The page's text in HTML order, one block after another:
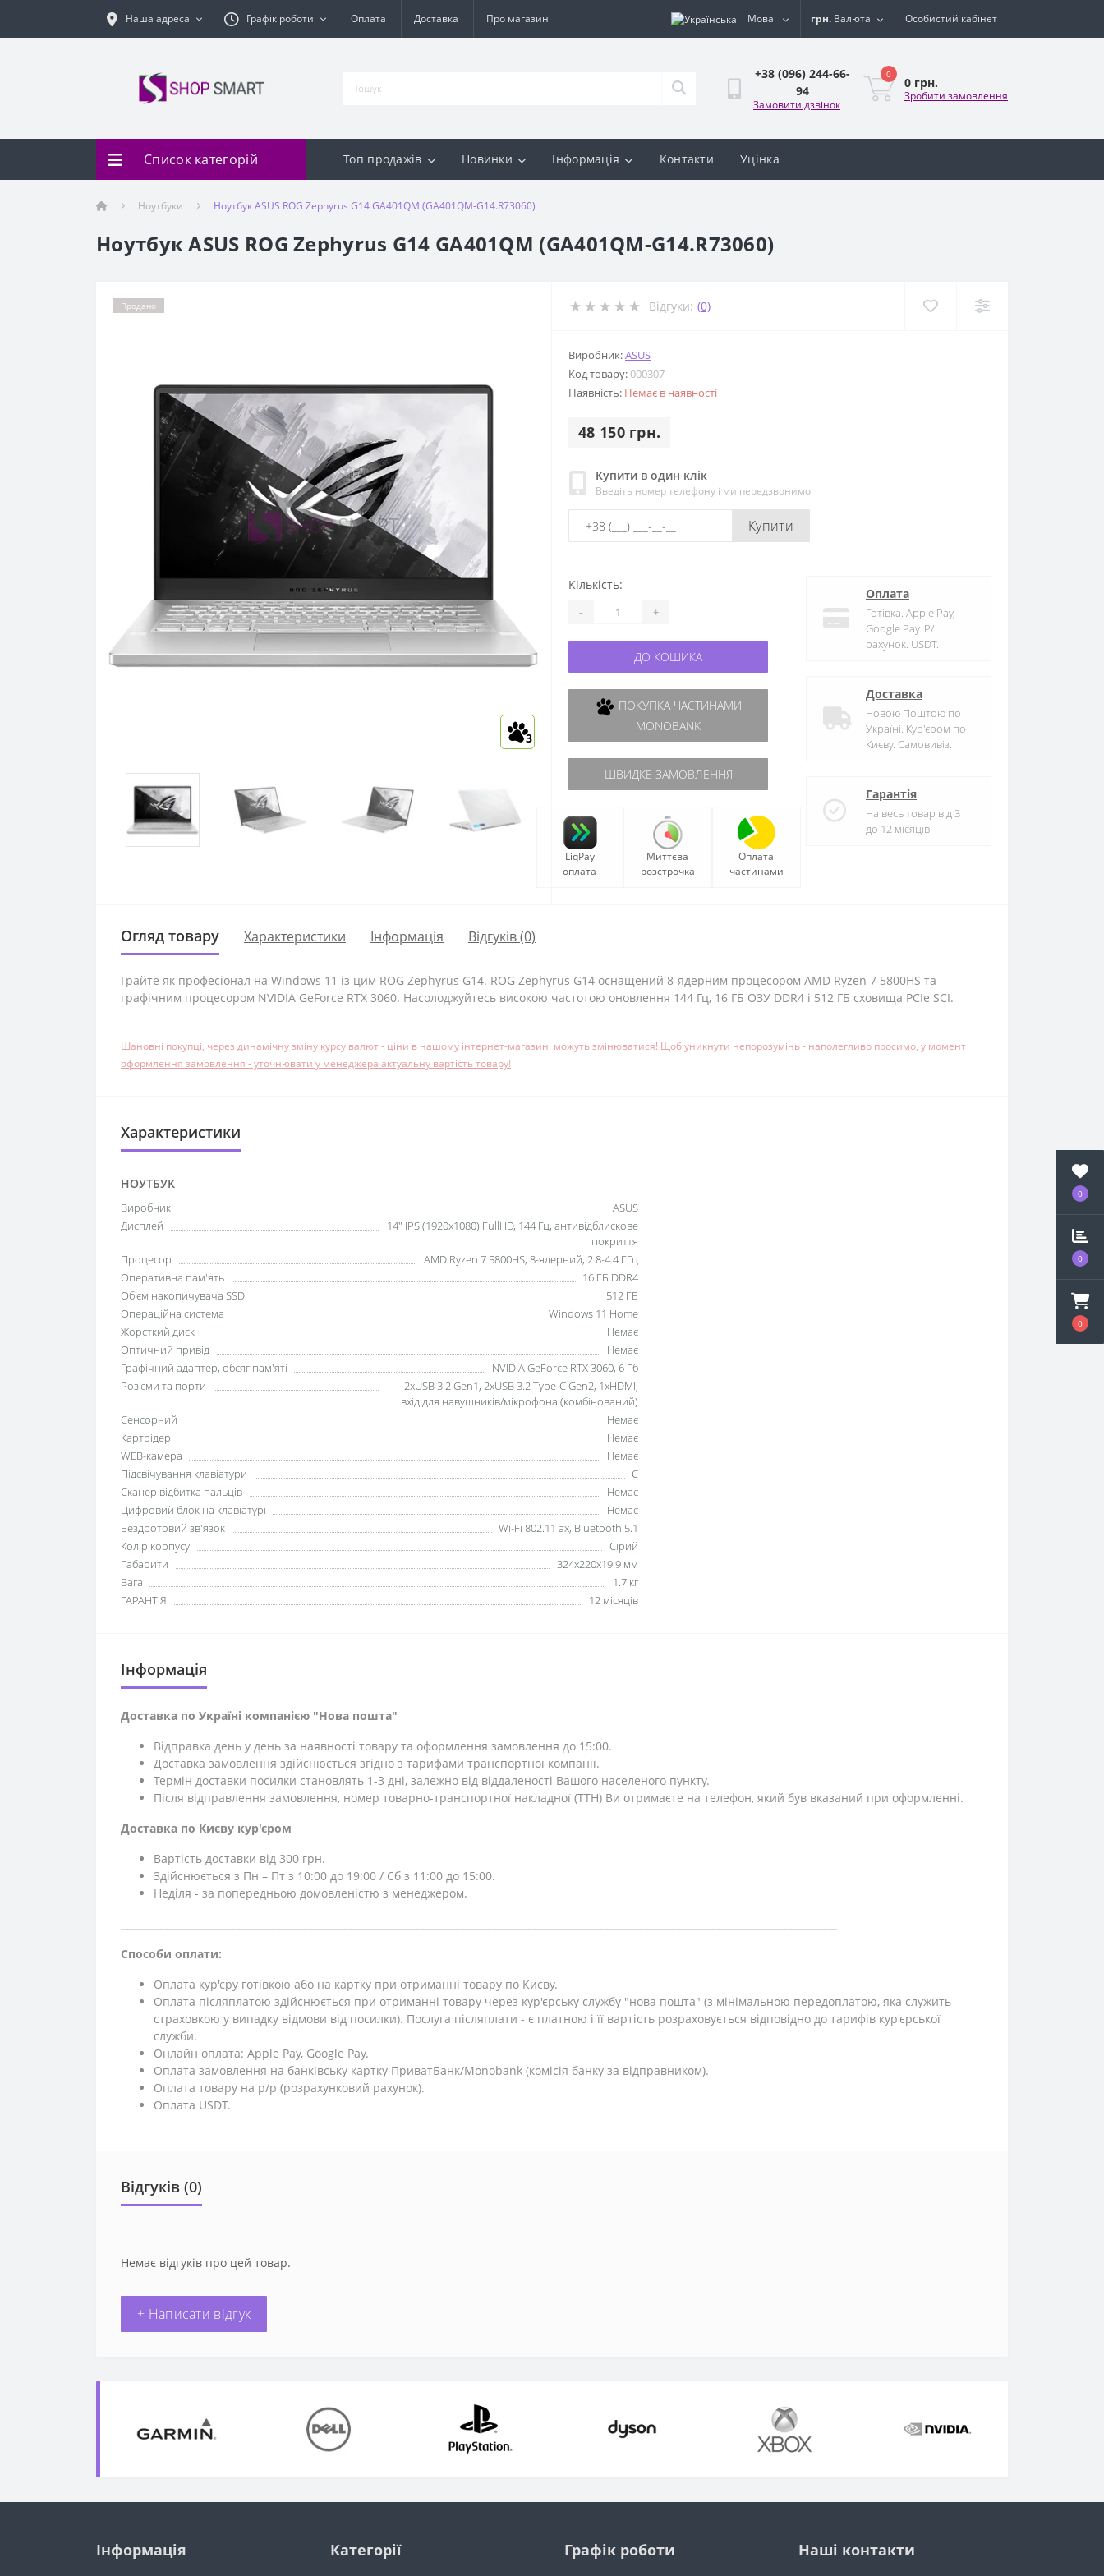
0
0
0
Наша адреса Графік роботи Оплата Доставка Про магазин Мова грн. Валюта Особистий кабінет
+38 (096) 244-66-
94
Замовити дзвінок
0
0 грн.
Зробити замовлення
Список категорій Топ продажів Новинки Інформація Контакти Уцінка
Ноутбуки Ноутбук ASUS ROG Zephyrus G14 GA401QM (GA401QM-G14.R73060)
Ноутбук ASUS ROG Zephyrus G14 GA401QM (GA401QM-G14.R73060)
Продано
3
Відгуки: (0)
Виробник:ASUS
Код товару:000307
Наявність: Немає в наявності
48 150 грн.
Купити в один клік
Введіть номер телефону і ми передзвонимо
Купити
Кількість:
- +
ДО КОШИКА
MONOBANK
ШВИДКЕ ЗАМОВЛЕННЯ
LiqPay
оплата
Миттєва
розстрочка
Оплата
частинами
Оплата
Готівка. Apple Pay,
Google Pay. Р/
рахунок. USDT.
Доставка
Новою Поштою по
Україні. Кур'єром по
Києву. Самовивіз.
Гарантія
На весь товар від 3
до 12 місяців.
Огляд товару Характеристики Iнформація Відгуків (0)
Грайте як професіонал на Windows 11 із цим ROG Zephyrus G14. ROG Zephyrus G14 оснащений 8-ядерним процесором AMD Ryzen 7 5800HS та
графічним процесором NVIDIA GeForce RTX 3060. Насолоджуйтесь високою частотою оновлення 144 Гц, 16 ГБ ОЗУ DDR4 і 512 ГБ сховища PCIe SCI.
Шановні покупці, через динамічну зміну курсу валют - ціни в нашому інтернет-магазині можуть змінюватися! Щоб уникнути непорозумінь - наполегливо просимо, у момент
оформлення замовлення - уточнювати у менеджера актуальну вартість товару!
Характеристики
НОУТБУК
Виробник
ASUS
Дисплей
14" IPS (1920x1080) FullHD, 144 Гц, антивідблискове
покриття
Процесор
AMD Ryzen 7 5800HS, 8-ядерний, 2.8-4.4 ГГц
Оперативна пам'ять
16 ГБ DDR4
Об'єм накопичувача SSD
512 ГБ
Операційна система
Windows 11 Home
Жорсткий диск
Немає
Оптичний привід
Немає
Графічний адаптер, обсяг пам'яті
NVIDIA GeForce RTX 3060, 6 Гб
Роз'єми та порти
2xUSB 3.2 Gen1, 2xUSB 3.2 Type-C Gen2, 1xHDMI,
вхід для навушників/мікрофона (комбінований)
Сенсорний
Немає
Картрідер
Немає
WEB-камера
Немає
Підсвічування клавіатури
Є
Сканер відбитка пальців
Немає
Цифровий блок на клавіатурі
Немає
Бездротовий зв'язок
Wi-Fi 802.11 ax, Bluetooth 5.1
Колір корпусу
Сірий
Габарити
324х220x19.9 мм
Вага
1.7 кг
ГАРАНТІЯ
12 місяців
Iнформація
Доставка по Україні компанією "Нова пошта"
Відправка день у день за наявності товару та оформлення замовлення до 15:00.
Доставка замовлення здійснюється згідно з тарифами транспортної компанії.
Термін доставки посилки становлять 1-3 дні, залежно від віддаленості Вашого населеного пункту.
Після відправлення замовлення, номер товарно-транспортної накладної (ТТН) Ви отримаєте на телефон, який був вказаний при оформленні.
Доставка по Києву кур'єром
Вартість доставки від 300 грн.
Здійснюється з Пн – Пт з 10:00 до 19:00 / Сб з 11:00 до 15:00.
Неділя - за попередньою домовленістю з менеджером.
Способи оплати:
Оплата кур'єру готівкою або на картку при отриманні товару по Києву.
Оплата післяплатою здійснюється при отриманні товару через кур'єрську службу "нова пошта" (з мінімальною передоплатою, яка служить
страховкою у випадку відмови від посилки). Послуга післяплати - є платною і її вартість розраховується відповідно до тарифів кур'єрської
служби.
Онлайн оплата: Apple Pay, Google Pay.
Оплата замовлення на банківську картку ПриватБанк/Monobank (комісія банку за відправником).
Оплата товару на р/р (розрахунковий рахунок).
Оплата USDT.
Відгуків (0)
Немає відгуків про цей товар.
+ Написати відгук
Інформація Категорії Графік роботи Наші контакти